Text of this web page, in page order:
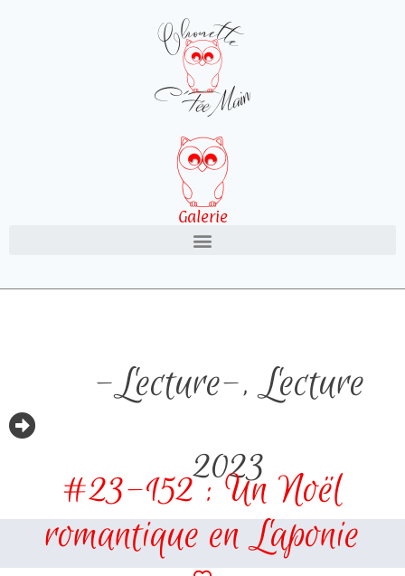
Galerie
-Lecture-,Lecture
2023
#23-152 : Un Noël
romantique en Laponie